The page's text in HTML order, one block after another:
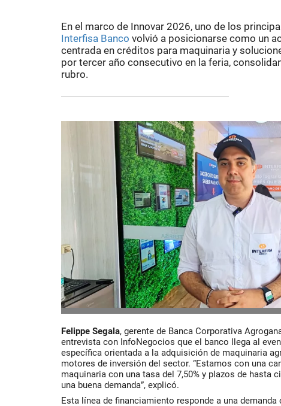
En el marco de Innovar 2026, uno de los
Interfisa Banco volvió a posicionarse como un
centrada en créditos para maquinaria y
por tercer año consecutivo en la feria,
rubro.
Felippe Segala, gerente de Banca Corporativa
entrevista con InfoNegocios que el banco llega al
específica orientada a la adquisición de maquinaria
motores de inversión del sector. “Estamos con una
maquinaria con una tasa del 7,50% y plazos de hasta
una buena demanda”, explicó.
Esta línea de financiamiento responde a una